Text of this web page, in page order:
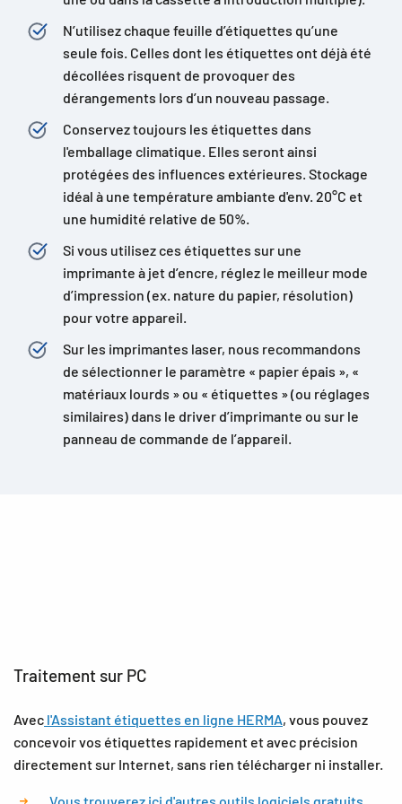
N’utilisez chaque feuille d’étiquettes qu’une
seule fois. Celles dont les étiquettes ont déjà été
décollées risquent de provoquer des
dérangements lors d’un nouveau passage.
Conservez toujours les étiquettes dans
l'emballage climatique. Elles seront ainsi
protégées des influences extérieures. Stockage
idéal à une température ambiante d'env. 20°C et
une humidité relative de 50%.
Si vous utilisez ces étiquettes sur une
imprimante à jet d’encre, réglez le meilleur mode
d’impression (ex. nature du papier, résolution)
pour votre appareil.
Sur les imprimantes laser, nous recommandons
de sélectionner le paramètre « papier épais », «
matériaux lourds » ou « étiquettes » (ou réglages
similaires) dans le driver d’imprimante ou sur le
panneau de commande de l’appareil.
Traitement sur PC
Avec l'Assistant étiquettes en ligne HERMA, vous pouvez
concevoir vos étiquettes rapidement et avec précision
directement sur Internet, sans rien télécharger ni installer.